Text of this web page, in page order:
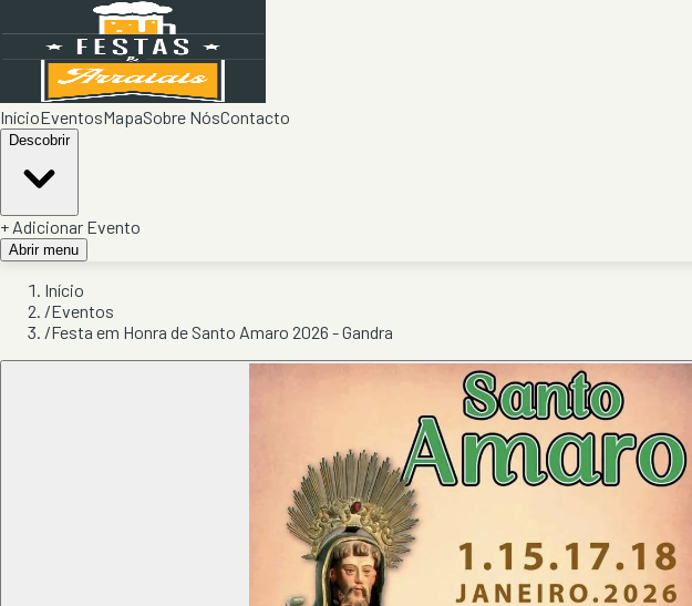
InícioEventosMapaSobre NósContacto
Descobrir
+ Adicionar Evento
Abrir menu
Início
/Eventos
/Festa em Honra de Santo Amaro 2026 - Gandra